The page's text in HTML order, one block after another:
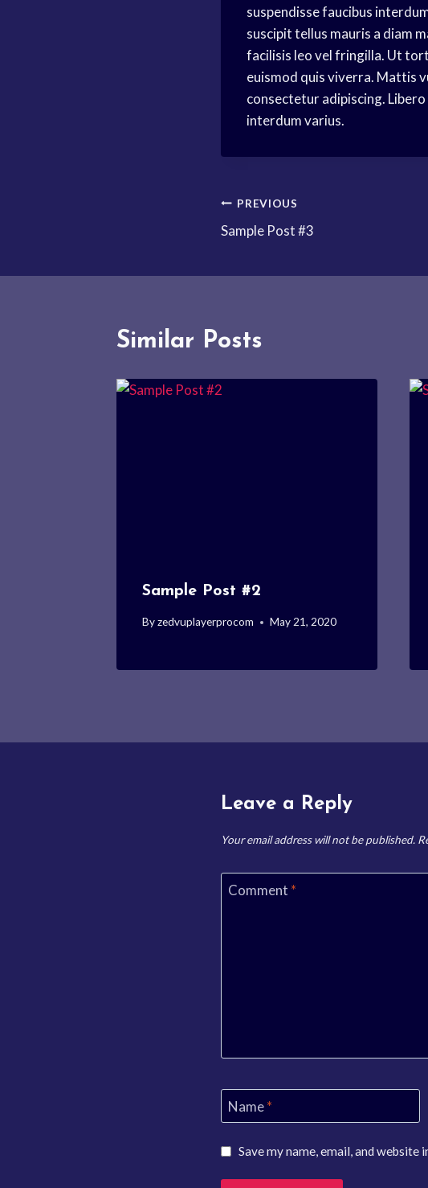
suspendisse faucibus
suscipit tellus mauris a diam
facilisis leo vel fringilla. Ut
euismod quis viverra. Mattis
consectetur adipiscing.
interdum varius.
Post
navigation
PREVIOUS
Sample Post #3
Similar Posts
Sample Post #2
Byzedvuplayerprocom May 21, 2020
Leave a Reply
Your email address will not be published.
Comment *
Name*
Save my name, email, and